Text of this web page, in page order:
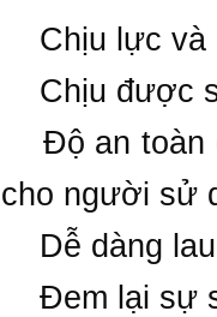
Chịu lực và
Chịu được
Độ an toàn
cho người sử
Dễ dàng lau
Đem lại sự